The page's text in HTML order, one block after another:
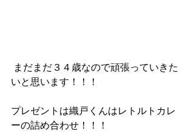
いと思います！！！
プレゼントは織戸くんはレトルトカレ
ーの詰め合わせ！！！